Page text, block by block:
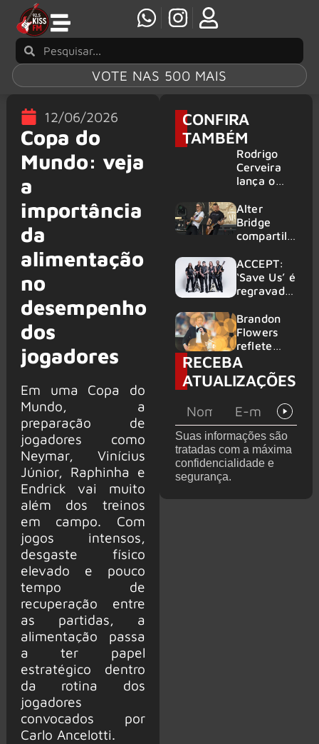
VOTE NAS 500 MAIS
12/06/2026
Copa do
Mundo: veja
a
importância
da
alimentação
no
desempenho
dos
jogadores
Em uma Copa do
Mundo, a
preparação de
jogadores como
Neymar, Vinícius
Júnior, Raphinha e
Endrick vai muito
além dos treinos
em campo. Com
jogos intensos,
desgaste físico
elevado e pouco
tempo de
recuperação entre
as partidas, a
alimentação passa
a ter papel
estratégico dentro
da rotina dos
jogadores
convocados por
Carlo Ancelotti.
CONFIRA
TAMBÉM
Rodrigo
Cerveira
lança o
Searcher”
Alter
Bridge
compartilh
vivo de
“Fortress”
gravada
am Ring
2026
ACCEPT:
‘Save Us’ é
regravada
membros
do GHOST
e KORN
Brandon
Flowers
reflete
sobre o
futuro e
levanta
de de
deixar os
palcos
RECEBA
ATUALIZAÇÕES
Suas informações são
tratadas com a máxima
confidencialidade e
segurança.